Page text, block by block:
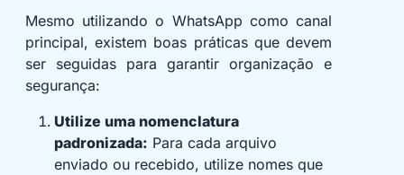
Mesmo utilizando o WhatsApp como canal
principal, existem boas práticas que devem
ser seguidas para garantir organização e
segurança:
Utilize uma nomenclatura
padronizada: Para cada arquivo
enviado ou recebido, utilize nomes que